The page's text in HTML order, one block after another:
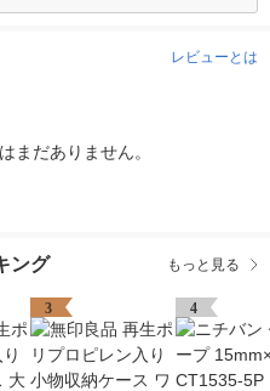
レビューとは
まだありません。
ング もっと見る
3 4